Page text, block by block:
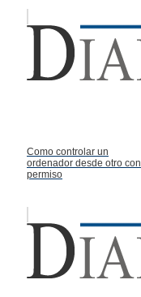
Como controlar un
ordenador desde otro con
permiso